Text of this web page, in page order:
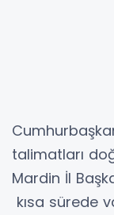
talimatları
Mardin İl
kısa sürede